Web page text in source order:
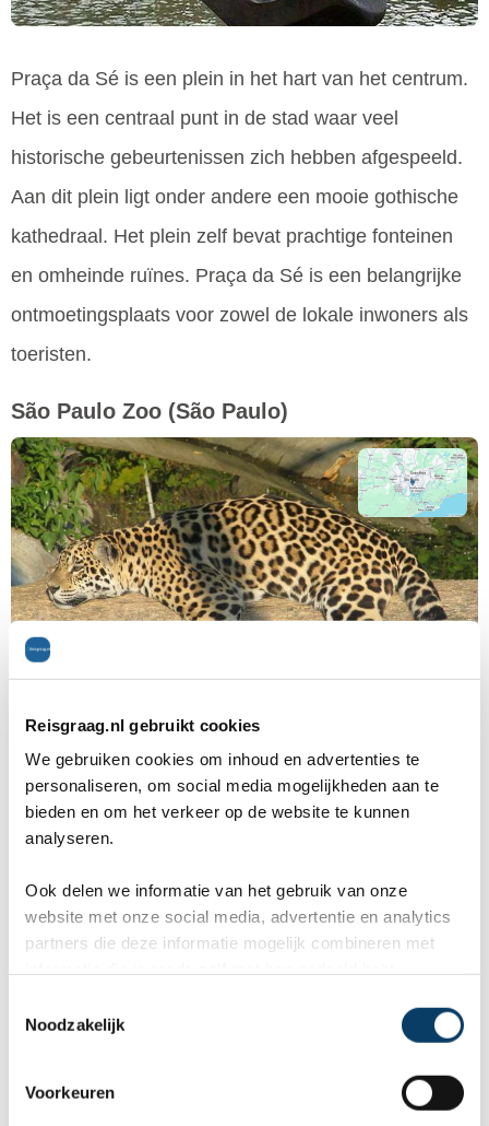
Reisgraag.nl gebruikt cookies
We gebruiken cookies om inhoud en advertenties te
personaliseren, om social media mogelijkheden aan te
bieden en om het verkeer op de website te kunnen
analyseren.
Ook delen we informatie van het gebruik van onze
website met onze social media, advertentie en analytics
partners die deze informatie mogelijk combineren met
Noodzakelijk
Voorkeuren
Praça da Sé is een plein in het hart van het centrum.
Het is een centraal punt in de stad waar veel
historische gebeurtenissen zich hebben afgespeeld.
Aan dit plein ligt onder andere een mooie gothische
kathedraal. Het plein zelf bevat prachtige fonteinen
en omheinde ruïnes. Praça da Sé is een belangrijke
ontmoetingsplaats voor zowel de lokale inwoners als
toeristen.
São Paulo Zoo (São Paulo)
De São Paulo Zoo is ook erg leuk om te bezoeken.
De dierentuin is echter niet zo geschikt voor mensen
met kleine kinderen die nog in een wandelwagen of
buggy zitten omdat de dierentuin erg heuvelachtig is.
In deze dierentuin leven veel verschillende dieren
soorten apen. In het park staan veel grote bomen en
mooie planten waardoor het lijkt of je door de jungle